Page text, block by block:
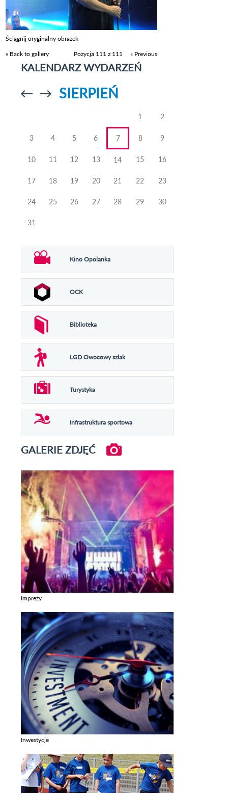
Ściągnij oryginalny obrazek
« Back to gallery
Pozycja 111 z 111 « Previous
KALENDARZ WYDARZEŃ
Przejdź doPrzejdź do
SIERPIEŃ
1 2
3 4 5 6 7 8 9
10 11 12 13 14 15 16
17 18 19 20 21 22 23
24 25 26 27 28 29 30
31
Kino Opolanka
OCK
Biblioteka
LGD Owocowy szlak
Turystyka
Infrastruktura sportowa
GALERIE ZDJĘĆ
Imprezy
Inwestycje